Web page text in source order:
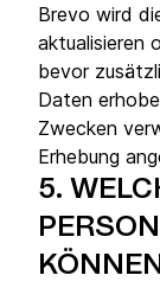
Brevo wird
aktualisieren
bevor
Daten
Zwecken
Erhebung
5.